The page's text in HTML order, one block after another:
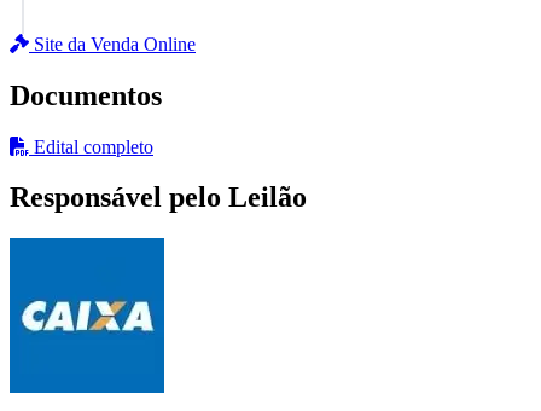
Site da Venda Online
Documentos
Edital completo
Responsável pelo Leilão